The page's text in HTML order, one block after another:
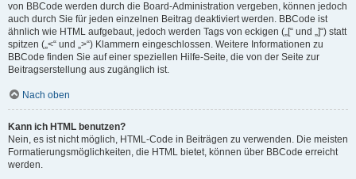
von BBCode werden durch die Board-Administration vergeben, können jedoch
auch durch Sie für jeden einzelnen Beitrag deaktiviert werden. BBCode ist
ähnlich wie HTML aufgebaut, jedoch werden Tags von eckigen („[“ und „]“) statt
spitzen („<“ und „>“) Klammern eingeschlossen. Weitere Informationen zu
BBCode finden Sie auf einer speziellen Hilfe-Seite, die von der Seite zur
Beitragserstellung aus zugänglich ist.
Nach oben
Kann ich HTML benutzen?
Nein, es ist nicht möglich, HTML-Code in Beiträgen zu verwenden. Die meisten
Formatierungsmöglichkeiten, die HTML bietet, können über BBCode erreicht
werden.